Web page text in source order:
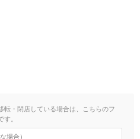
転・閉店している場合は、こちらのフ
。